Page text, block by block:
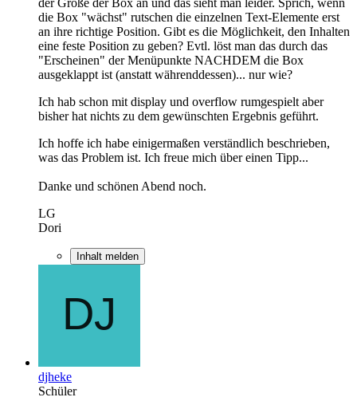
die Box "wächst" rutschen die einzelnen Text-Elemente erst
an ihre richtige Position. Gibt es die Möglichkeit, den Inhalten
eine feste Position zu geben? Evtl. löst man das durch das
"Erscheinen" der Menüpunkte NACHDEM die Box
ausgeklappt ist (anstatt währenddessen)... nur wie?
Ich hab schon mit display und overflow rumgespielt aber
bisher hat nichts zu dem gewünschten Ergebnis geführt.
Ich hoffe ich habe einigermaßen verständlich beschrieben,
was das Problem ist. Ich freue mich über einen Tipp...
Danke und schönen Abend noch.
LG
Dori
Inhalt melden
djheke
Schüler